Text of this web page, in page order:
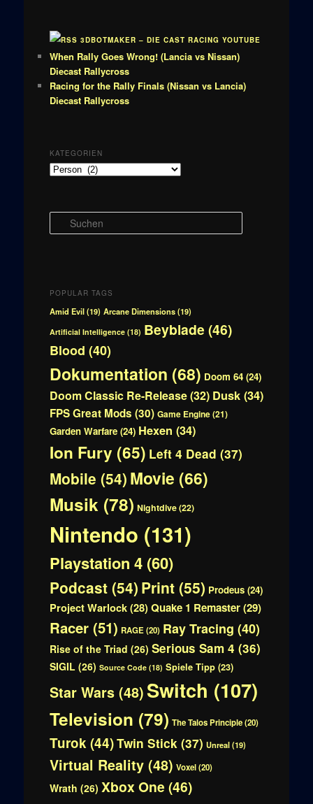
3DBOTMAKER – DIE CAST RACING YOUTUBE
When Rally Goes Wrong! (Lancia vs Nissan)
Diecast Rallycross
Racing for the Rally Finals (Nissan vs Lancia)
Diecast Rallycross
KATEGORIEN
Kategorien
u
POPULAR TAGS
Amid Evil(19) Arcane Dimensions(19)
Artificial Intelligence(18) Beyblade(46)
Blood (40)
Dokumentation (68) Doom 64(24)
Doom Classic Re-Release(32) Dusk(34)
FPS Great Mods (30) Game Engine(21)
Garden Warfare(24) Hexen (34)
Ion Fury (65) Left 4 Dead (37)
Mobile (54) Movie (66)
Musik(78) Nightdive(22)
Nintendo (131)
Playstation 4(60)
Podcast(54) Print(55) Prodeus(24)
Project Warlock(28) Quake 1 Remaster(29)
Racer(51) RAGE(20) Ray Tracing (40)
Rise of the Triad (26) Serious Sam 4 (36)
SIGIL (26) Source Code(18) Spiele Tipp(23)
Star Wars(48) Switch (107)
Television (79) The Talos Principle(20)
Turok (44)Twin Stick(37) Unreal(19)
Virtual Reality(48) Voxel(20)
Wrath (26) Xbox One(46)